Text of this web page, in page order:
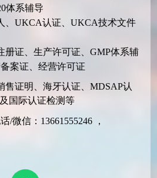
体系辅导
、UKCA认证、UKCA技术文件
册证、生产许可证、GMP体系辅
案证、经营许可证
售证明、海牙认证、MDSAP认
国际认证检测等
/微信：13661555246 ，